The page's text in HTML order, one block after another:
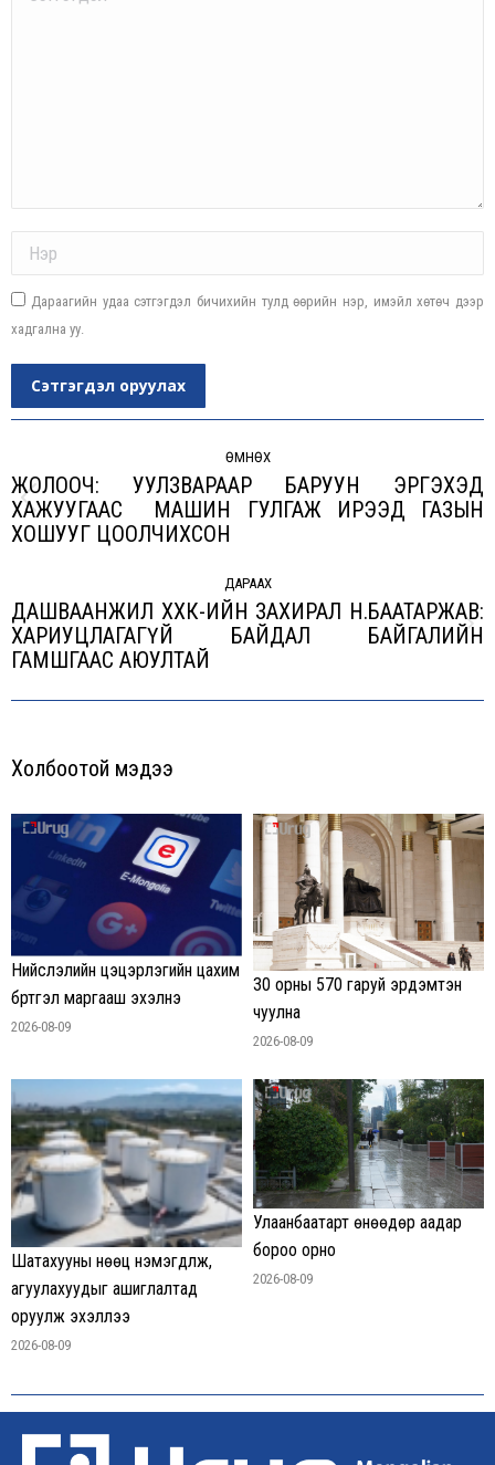
Дараагийн удаа сэтгэгдэл бичихийн тулд өөрийн нэр, имэйл хөтөч дээр
хадгална уу.
Сэтгэгдэл оруулах
ӨМНӨХ
Previous
ЖОЛООЧ: УУЛЗВАРААР БАРУУН ЭРГЭХЭД
ХАЖУУГААС МАШИН ГУЛГАЖ ИРЭЭД ГАЗЫН
ХОШУУГ ЦООЛЧИХСОН
ДАРААХ
Next
ДАШВААНЖИЛ ХХК-ИЙН ЗАХИРАЛ Н.БААТАРЖАВ:
ХАРИУЦЛАГАГҮЙ БАЙДАЛ БАЙГАЛИЙН
ГАМШГААС АЮУЛТАЙ
Холбоотой мэдээ
Нийслэлийн цэцэрлэгийн цахим
бүртгэл маргааш эхэлнэ
2026-08-09
30 орны 570 гаруй эрдэмтэн
чуулна
2026-08-09
Шатахууны нөөц нэмэгдүүлж,
агуулахуудыг ашиглалтад
оруулж эхэллээ
2026-08-09
Улаанбаатарт өнөөдөр аадар
бороо орно
2026-08-09